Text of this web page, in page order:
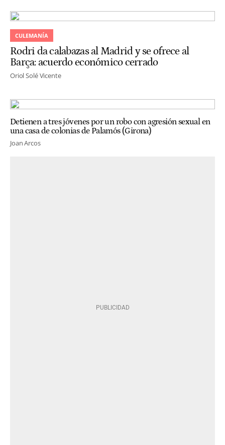
CULEMANÍA
Rodri da calabazas al Madrid y se ofrece al
Barça: acuerdo económico cerrado
Oriol Solé Vicente
Detienen a tres jóvenes por un robo con agresión sexual en
una casa de colonias de Palamós (Girona)
Joan Arcos